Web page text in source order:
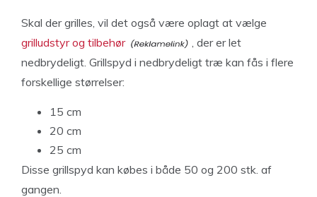
Skal der grilles, vil det også være oplagt at vælge
grilludstyr og tilbehør
, der er let
nedbrydeligt. Grillspyd i nedbrydeligt træ kan fås i flere
forskellige størrelser:
15 cm
20 cm
25 cm
Disse grillspyd kan købes i både 50 og 200 stk. af
gangen.